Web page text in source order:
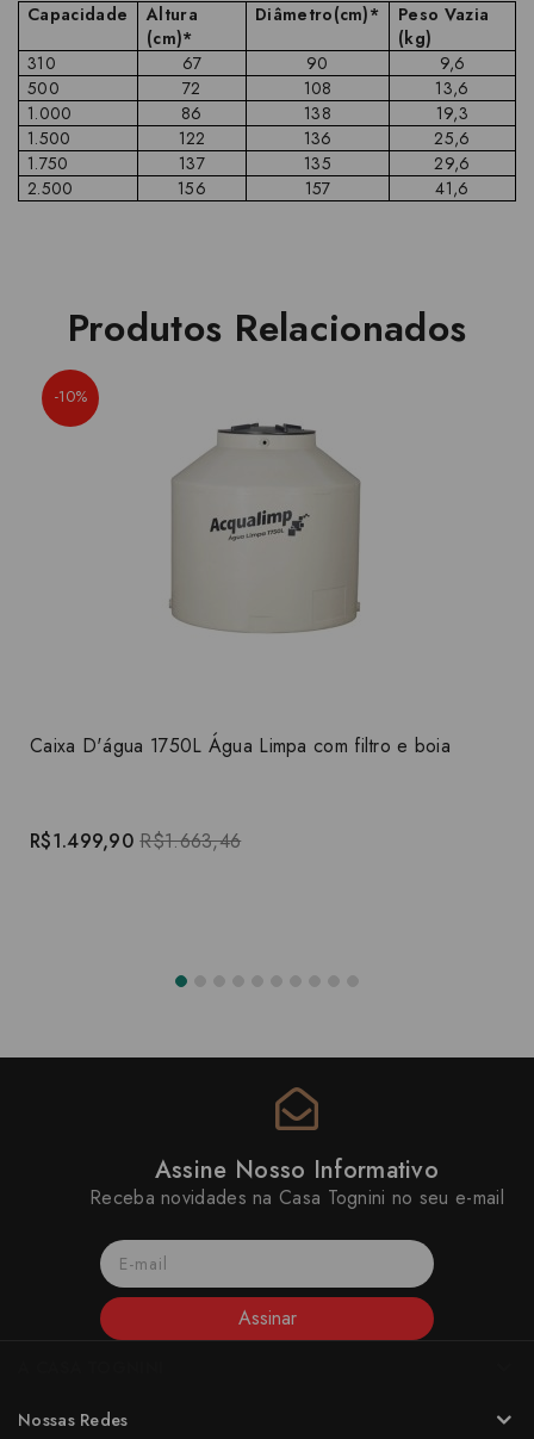
Capacidade
Altura
(cm)*
Diâmetro(cm)*
Peso Vazia
(kg)
310
67 90
9,6
500
72 108
13,6
1.000
86 138
19,3
1.500
122 136
25,6
1.750
137 135
29,6
2.500
156 157 41,6
Produtos Relacionados
-10%
Caixa D'água 1750L Água Limpa com filtro e boia
R$1.499,90 R$1.663,46
Assine Nosso Informativo
Receba novidades na Casa Tognini no seu e-mail
Assinar
Nossas Redes